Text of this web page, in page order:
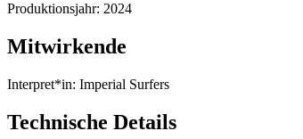
Produktionsjahr: 2024
Mitwirkende
Interpret*in: Imperial Surfers
Technische Details